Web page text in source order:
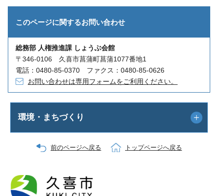
このページに関するお問い合わせ
総務部 人権推進課 しょうぶ会館
〒346-0106 久喜市菖蒲町菖蒲1077番地1
電話：0480-85-0370 ファクス：0480-85-0626
お問い合わせは専用フォームをご利用ください。
環境・まちづくり
前のページへ戻る トップページへ戻る